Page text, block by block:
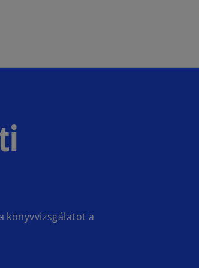
könyvvizsgálatot a